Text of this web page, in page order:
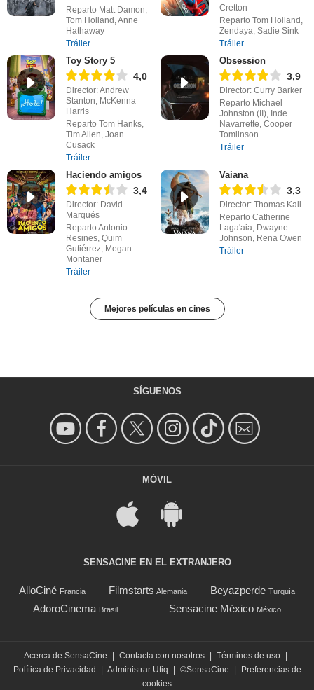
Reparto Matt Damon,
Tom Holland, Anne
Hathaway
Tráiler
Cretton
Reparto Tom Holland,
Zendaya, Sadie Sink
Tráiler
Toy Story 5
4,0
Director: Andrew
Stanton, McKenna
Harris
Reparto Tom Hanks,
Tim Allen, Joan
Cusack
Tráiler
Obsession
3,9
Director: Curry Barker
Reparto Michael
Johnston (II), Inde
Navarrette, Cooper
Tomlinson
Tráiler
Haciendo amigos
3,4
Director: David
Marqués
Reparto Antonio
Resines, Quim
Gutiérrez, Megan
Montaner
Tráiler
Vaiana
3,3
Director: Thomas Kail
Reparto Catherine
Laga'aia, Dwayne
Johnson, Rena Owen
Tráiler
Mejores películas en cines
SÍGUENOS
MÓVIL
SENSACINE EN EL EXTRANJERO
AlloCiné Francia Filmstarts Alemania Beyazperde Turquía
AdoroCinema Brasil Sensacine México México
Acerca de SensaCine | Contacta con nosotros | Términos de uso |
Política de Privacidad
| Administrar Utiq | ©SensaCine |
Preferencias de
cookies